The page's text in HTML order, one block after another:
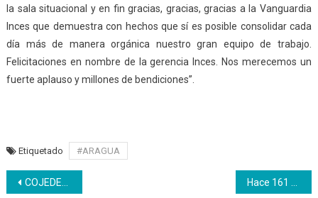
la sala situacional y en fin gracias, gracias, gracias a la Vanguardia
Inces que demuestra con hechos que sí es posible consolidar cada
día más de manera orgánica nuestro gran equipo de trabajo.
Felicitaciones en nombre de la gerencia Inces. Nos merecemos un
fuerte aplauso y millones de bendiciones”.
Etiquetado #ARAGUA
Navegación
COJEDES | La juventud se sumó al ejercicio de la democracia y defensa de la soberanía